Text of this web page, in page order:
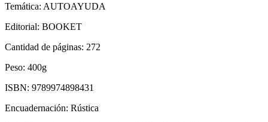
Temática: AUTOAYUDA
Editorial: BOOKET
Cantidad de páginas: 272
Peso: 400g
ISBN: 9789974898431
Encuadernación: Rústica